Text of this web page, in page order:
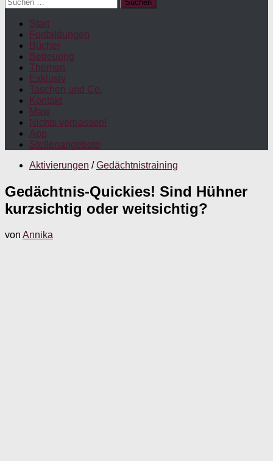
nach:
Start
Fortbildungen
Bücher
Betreuung
Themen
Exklusiv
Taschen und Co.
Kontakt
Maw
Nichts verpassen!
App
Stellenangebote
Aktivierungen / Gedächtnistraining
Gedächtnis-Quickies! Sind Hühner
kurzsichtig oder weitsichtig?
von Annika